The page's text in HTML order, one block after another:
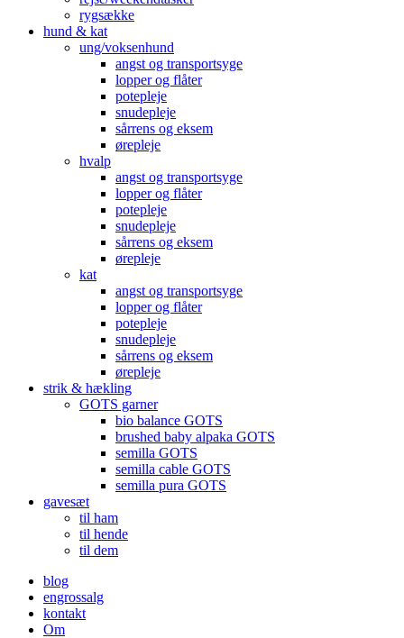
rygsække
hund & kat
ung/voksenhund
angst og transportsyge
lopper og flåter
potepleje
snudepleje
sårrens og eksem
ørepleje
hvalp
angst og transportsyge
lopper og flåter
potepleje
snudepleje
sårrens og eksem
ørepleje
kat
angst og transportsyge
lopper og flåter
potepleje
snudepleje
sårrens og eksem
ørepleje
strik & hækling
GOTS garner
bio balance GOTS
brushed baby alpaka GOTS
semilla GOTS
semilla cable GOTS
semilla pura GOTS
gavesæt
til ham
til hende
til dem
blog
engrossalg
kontakt
Om